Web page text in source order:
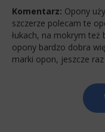
Komentarz: Opony
szczerze polecam te
łukach, na mokrym też
opony bardzo dobra
marki opon, jeszcze